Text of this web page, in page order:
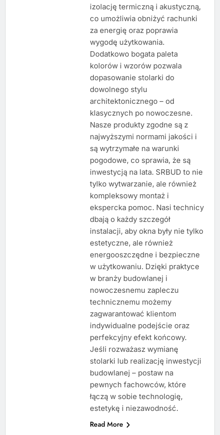
izolację termiczną i akustyczną,
co umożliwia obniżyć rachunki
za energię oraz poprawia
wygodę użytkowania.
Dodatkowo bogata paleta
kolorów i wzorów pozwala
dopasowanie stolarki do
dowolnego stylu
architektonicznego – od
klasycznych po nowoczesne.
Nasze produkty zgodne są z
najwyższymi normami jakości i
są wytrzymałe na warunki
pogodowe, co sprawia, że są
inwestycją na lata. SRBUD to nie
tylko wytwarzanie, ale również
kompleksowy montaż i
ekspercka pomoc. Nasi technicy
dbają o każdy szczegół
instalacji, aby okna były nie tylko
estetyczne, ale również
energooszczędne i bezpieczne
w użytkowaniu. Dzięki praktyce
w branży budowlanej i
nowoczesnemu zapleczu
technicznemu możemy
zagwarantować klientom
indywidualne podejście oraz
perfekcyjny efekt końcowy.
Jeśli rozważasz wymianę
stolarki lub realizację inwestycji
budowlanej – postaw na
pewnych fachowców, które
łączą w sobie technologię,
estetykę i niezawodność.
Read More